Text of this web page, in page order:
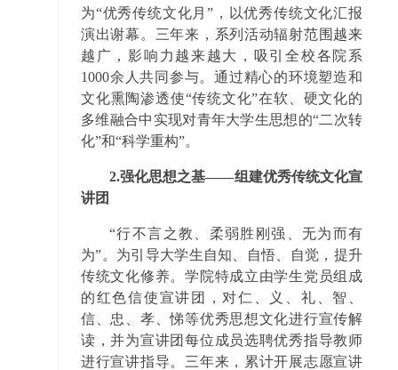
为“优秀传统文化月”，以优秀传统文化汇报
演出谢幕。三年来，系列活动辐射范围越来
越广，影响力越来越大，吸引全校各院系
1000余人共同参与。通过精心的环境塑造和
文化熏陶渗透使“传统文化”在软、硬文化的
多维融合中实现对青年大学生思想的“二次转
化”和“科学重构”。
2.强化思想之基——组建优秀传统文化宣
讲团
“行不言之教、柔弱胜刚强、无为而有
为”。为引导大学生自知、自悟、自觉，提升
传统文化修养。学院特成立由学生党员组成
的红色信使宣讲团，对仁、义、礼、智、
信、忠、孝、悌等优秀思想文化进行宣传解
读，并为宣讲团每位成员选聘优秀指导教师
进行宣讲指导。三年来，累计开展志愿宣讲